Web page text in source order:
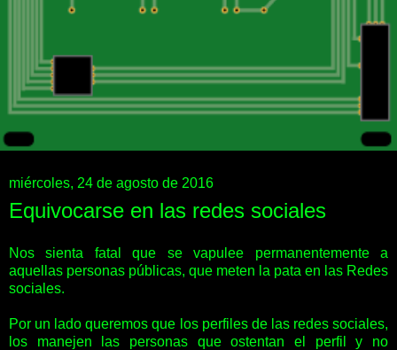
miércoles, 24 de agosto de 2016
Equivocarse en las redes sociales
Nos sienta fatal que se vapulee permanentemente a
aquellas personas públicas, que meten la pata en las Redes
sociales.
Por un lado queremos que los perfiles de las redes sociales,
los manejen las personas que ostentan el perfil y no